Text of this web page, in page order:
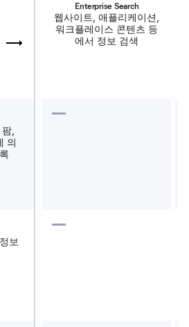
,
의
보
Enterprise Search
웹사이트, 애플리케이션,
워크플레이스 콘텐츠 등
에서 정보 검색